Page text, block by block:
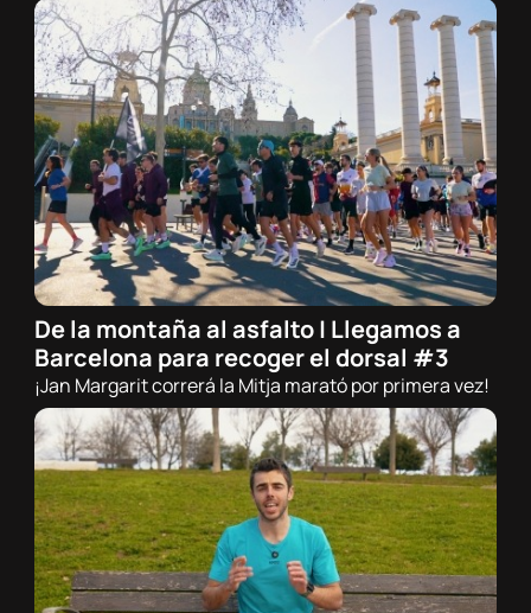
14/02/2026 - 21:00h
Trail
De la montaña al asfalto | Llegamos a
Barcelona para recoger el dorsal #3
¡Jan Margarit correrá la Mitja marató por primera vez!